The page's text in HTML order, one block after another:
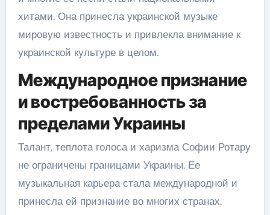
хитами. Она принесла украинской музыке
мировую известность и привлекла внимание к
украинской культуре в целом.
Международное признание
и востребованность за
пределами Украины
Талант, теплота голоса и харизма Софии Ротару
не ограничены границами Украины. Ее
музыкальная карьера стала международной и
принесла ей признание во многих странах.